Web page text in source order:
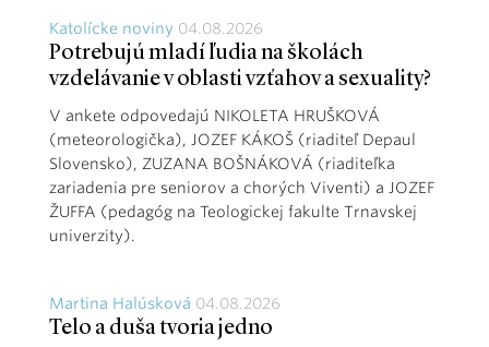
Katolícke noviny 04.08.2026
Potrebujú mladí ľudia na školách
vzdelávanie v oblasti vzťahov a sexuality?
V ankete odpovedajú NIKOLETA HRUŠKOVÁ
(meteorologička), JOZEF KÁKOŠ (riaditeľ Depaul
Slovensko), ZUZANA BOŠNÁKOVÁ (riaditeľka
zariadenia pre seniorov a chorých Viventi) a JOZEF
ŽUFFA (pedagóg na Teologickej fakulte Trnavskej
univerzity).
Martina Halúsková 04.08.2026
Telo a duša tvoria jedno